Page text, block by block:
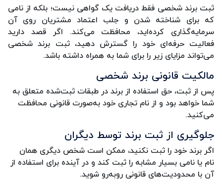
ثبت برند شخصی فقط دریافت یک گواهی نیست؛ بلکه از نامی
که برای شناخته شدن و جلب اعتماد مشتریان روی آن
سرمایه‌گذاری کرده‌اید، محافظت می‌کند. اگر قصد دارید
فعالیت حرفه‌ای خود را گسترش دهید، ثبت برند شخصی
می‌تواند مزایای زیر را برای شما به همراه داشته باشد.
مالکیت قانونی برند شخصی
پس از ثبت، حق استفاده از برند در طبقات ثبت‌شده متعلق به
شما خواهد بود و از نام تجاری خود به‌صورت قانونی محافظت
می‌کنید.
جلوگیری از ثبت برند توسط دیگران
اگر برند خود را ثبت نکنید، ممکن است شخص دیگری همان
نام یا نامی بسیار مشابه را ثبت کند و در آینده برای استفاده از
آن با محدودیت‌های قانونی روبه‌رو شوید.